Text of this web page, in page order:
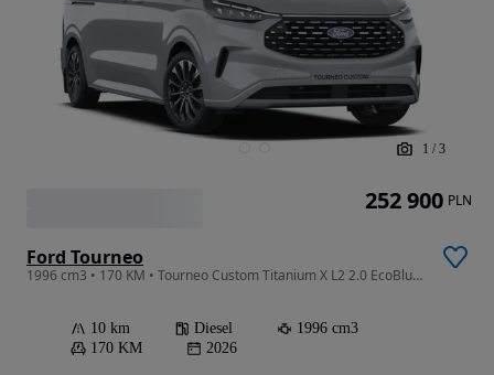
1 / 3
Ford Tourneo
1996 cm3 • 170 KM • Tourneo Custom Titanium X L2 2.0 EcoBlue 170 KM FWD
10 km Diesel
1996 cm3
170 KM
2026
252 900 PLN